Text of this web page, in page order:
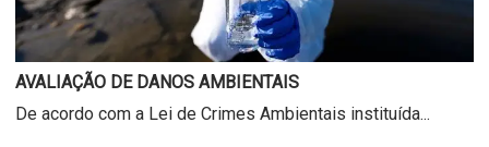
AVALIAÇÃO DE DANOS AMBIENTAIS
De acordo com a Lei de Crimes Ambientais instituída...